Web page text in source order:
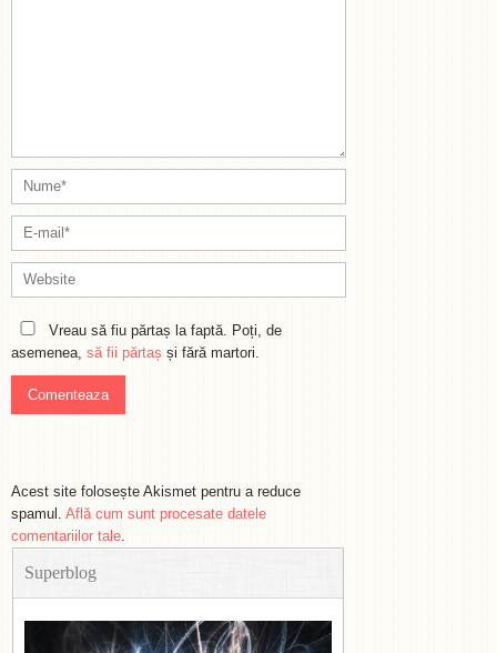
Vreau să fiu părtaș la faptă. Poți, de
asemenea, să fii părtaș și fără martori.
Acest site folosește Akismet pentru a reduce
spamul. Află cum sunt procesate datele
comentariilor tale.
Superblog